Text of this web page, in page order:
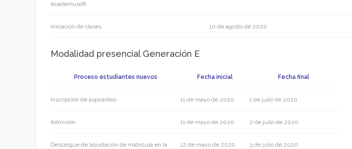
Academusoft
Iniciación de clases 10 de agosto de 2020
Modalidad presencial Generación E
Proceso estudiantes nuevos Fecha inicial Fecha final
Inscripción de aspirantes 11 de mayo de 2020 1 de julio de 2020
Admisión 11 de mayo de 2020 2 de julio de 2020
Descargue de liquidación de matrícula en la
12 de mayo de 2020 3 de julio de 2020